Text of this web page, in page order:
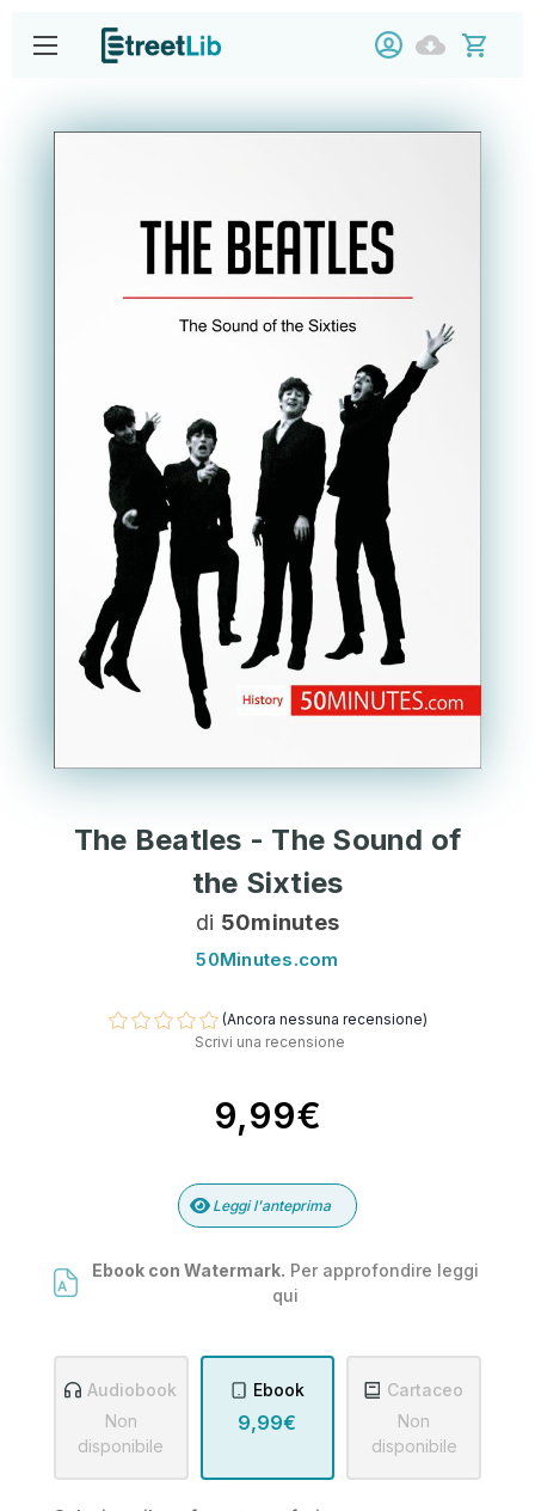
The Beatles - The Sound of
the Sixties
di 50minutes
50Minutes.com
(Ancora nessuna recensione)
Scrivi una recensione
9,99€
Leggi l'anteprima
Ebook con Watermark. Per approfondire leggi
qui
Audiobook
Non
disponibile
Ebook
9,99€
Cartaceo
Non
disponibile